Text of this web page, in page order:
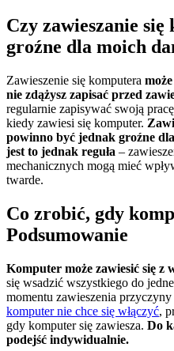
Czy zawieszanie
groźne dla moich
Zawieszenie się komputera
nie zdążysz zapisać przed
regularnie zapisywać swoją
kiedy zawiesi się komputer.
powinno być jednak groźne
jest to jednak reguła –
mechanicznych mogą mieć
twarde.
Co zrobić, gdy
Podsumowanie
Komputer może zawiesić się z
się wsadzić wszystkiego do
momentu zawieszenia
komputer nie chce się włączyć,
gdy komputer się zawiesza. Do
podejść indywidualnie.